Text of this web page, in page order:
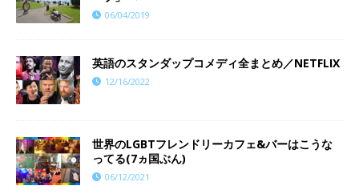
06/04/2019
英語のスタンダップコメディ全まとめ／NETFLIX
12/16/2022
世界のLGBTフレンドリーカフェ&バーはこうな
ってる(7ヵ国ぶん)
06/12/2021